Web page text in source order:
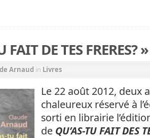
FAIT DE TES FRERES?
Arnaud in Livres
Le 22 août 2012, deux
chaleureux réservé à
sorti en librairie
de QU’AS-TU FAIT DES